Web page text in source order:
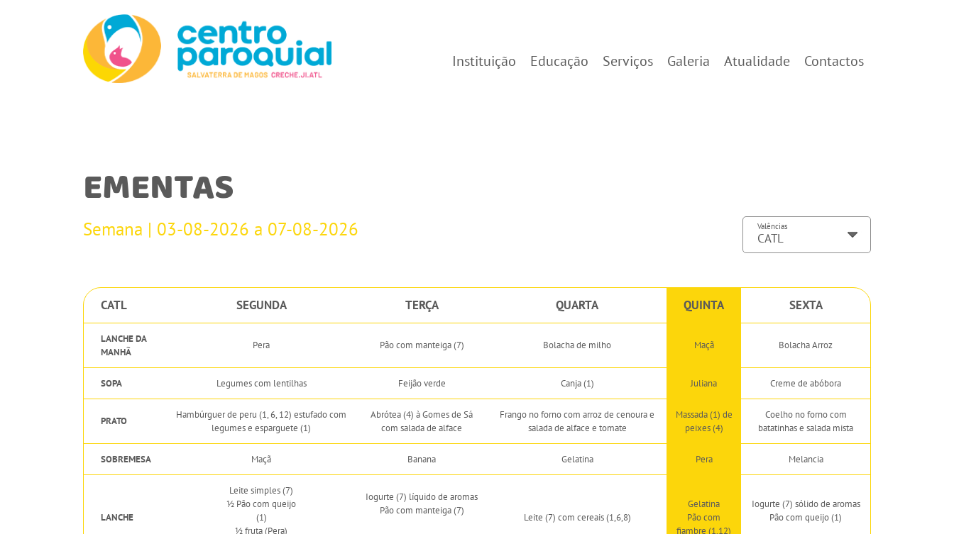
Instituição Educação Serviços Galeria Atualidade Contactos
EMENTAS
Semana | 03-08-2026 a 07-08-2026 Valências
CATL SEGUNDA TERÇA QUARTA QUINTA SEXTA
LANCHE DA
MANHÃ
Pera Pão com manteiga (7) Bolacha de milho Maçã Bolacha Arroz
SOPA Legumes com lentilhas Feijão verde Canja (1) Juliana Creme de abóbora
PRATO
Hambúrguer de peru (1, 6, 12) estufado com
legumes e esparguete (1)
Abrótea (4) à Gomes de Sá
com salada de alface
Frango no forno com arroz de cenoura e
salada de alface e tomate
Massada (1) de
peixes (4)
Coelho no forno com
batatinhas e salada mista
SOBREMESA Maçã Banana Gelatina Pera Melancia
LANCHE
Leite simples (7)
½ Pão com queijo
(1)
½ fruta (Pera)
Iogurte (7) líquido de aromas
Pão com manteiga (7)
Leite (7) com cereais (1,6,8)
Gelatina
Pão com
fiambre (1,12)
Iogurte (7) sólido de aromas
Pão com queijo (1)